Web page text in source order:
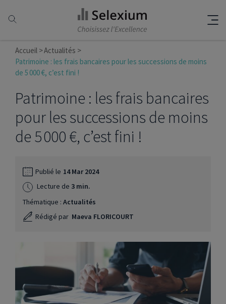
Accueil
Actualités
Patrimoine : les frais bancaires pour les successions de moins
de 5 000 €, c’est fini !
Patrimoine : les frais bancaires
pour les successions de moins
de 5 000 €, c’est fini !
Publié le 14 Mar 2024
Lecture de 3 min.
Thématique : Actualités
Rédigé par Maeva FLORICOURT